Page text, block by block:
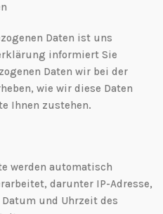
Daten ist uns
informiert Sie
Daten wir bei der
wie wir diese Daten
Ihnen zustehen.
werden automatisch
darunter IP-Adresse,
und Uhrzeit des